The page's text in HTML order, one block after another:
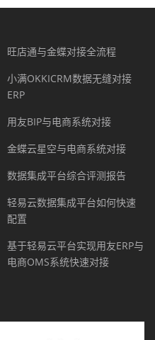
旺店通与金蝶对接全流程
小满OKKICRM数据无缝对接
ERP
用友BIP与电商系统对接
金蝶云星空与电商系统对接
数据集成平台综合评测报告
轻易云数据集成平台如何快速
配置
基于轻易云平台实现用友ERP与
电商OMS系统快速对接